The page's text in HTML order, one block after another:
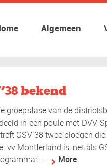
Algemeen
bekend
groepsfase van de
in een poule met DVV,
GSV’38 twee ploegen
vv Montferland is, net als
...
More